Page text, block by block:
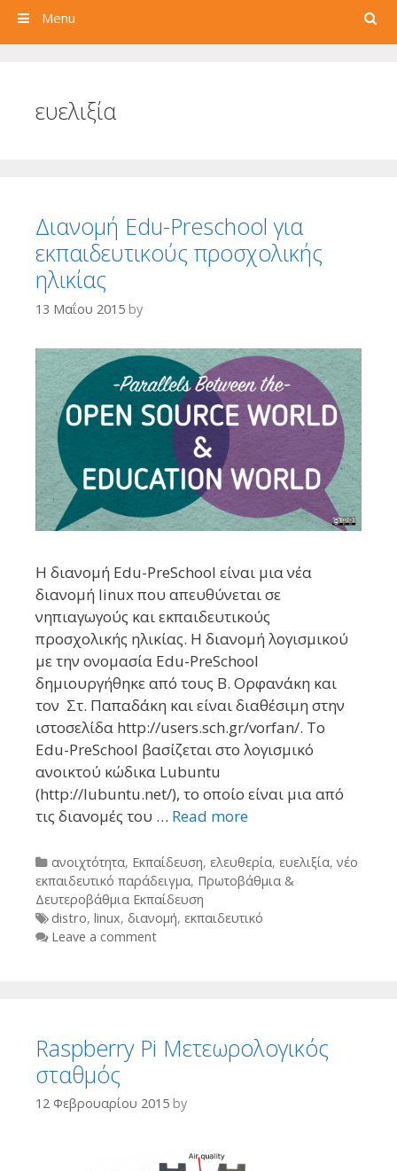
Search
Menu
ευελιξία
Διανομή Edu-Preschool για
εκπαιδευτικούς προσχολικής
ηλικίας
13 Μαΐου 2015 by
Η διανομή Edu-PreSchool είναι μια νέα
διανομή linux που απευθύνεται σε
νηπιαγωγούς και εκπαιδευτικούς
προσχολικής ηλικίας. Η διανομή λογισμικού
με την ονομασία Εdu-PreSchool
δημιουργήθηκε από τους Β. Ορφανάκη και
τον Στ. Παπαδάκη και είναι διαθέσιμη στην
ιστοσελίδα http://users.sch.gr/vorfan/. Το
Εdu-PreSchool βασίζεται στο λογισμικό
ανοικτού κώδικα Lubuntu
(http://lubuntu.net/), το οποίο είναι μια από
τις διανομές του … Read more
Categories
ανοιχτότητα, Εκπαίδευση, ελευθερία, ευελιξία, νέο
εκπαιδευτικό παράδειγμα, Πρωτοβάθμια &
Δευτεροβάθμια Εκπαίδευση
Tags
distro, linux, διανομή, εκπαιδευτικό
Leave a comment
Raspberry Pi Μετεωρολογικός
σταθμός
12 Φεβρουαρίου 2015 by